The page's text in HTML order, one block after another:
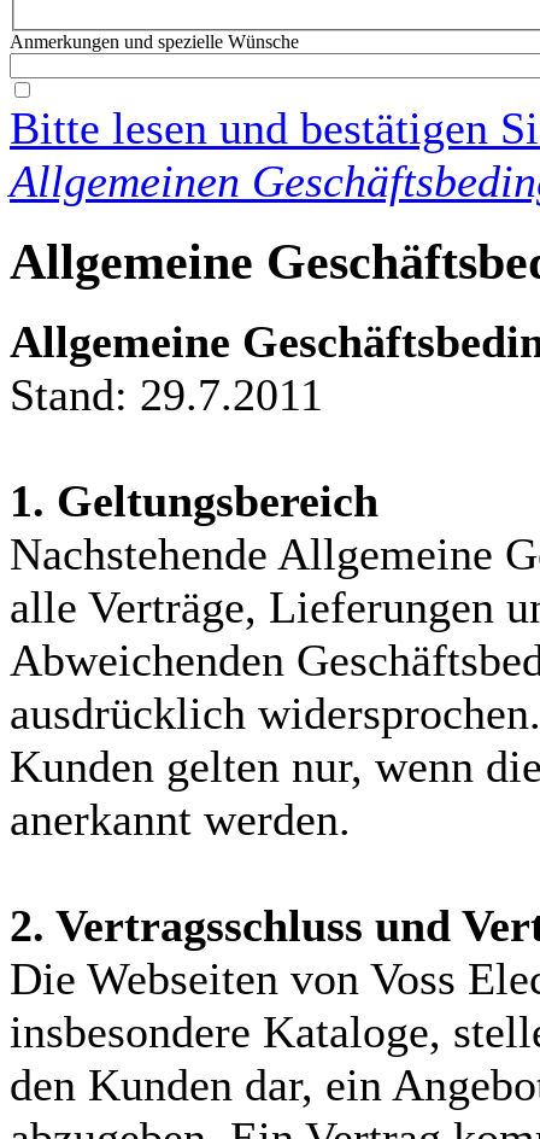
Anmerkungen und spezielle Wünsche
Bitte lesen und bestätigen
Allgemeinen
Allgemeine
Allgemeine
Stand: 29.7.2011
1. Geltungsbereich
Nachstehende Allgemeine
alle Verträge, Lieferungen
Abweichenden
ausdrücklich
Kunden gelten nur, wenn
anerkannt werden.
2. Vertragsschluss und
Die Webseiten von Voss
insbesondere Kataloge,
den Kunden dar, ein